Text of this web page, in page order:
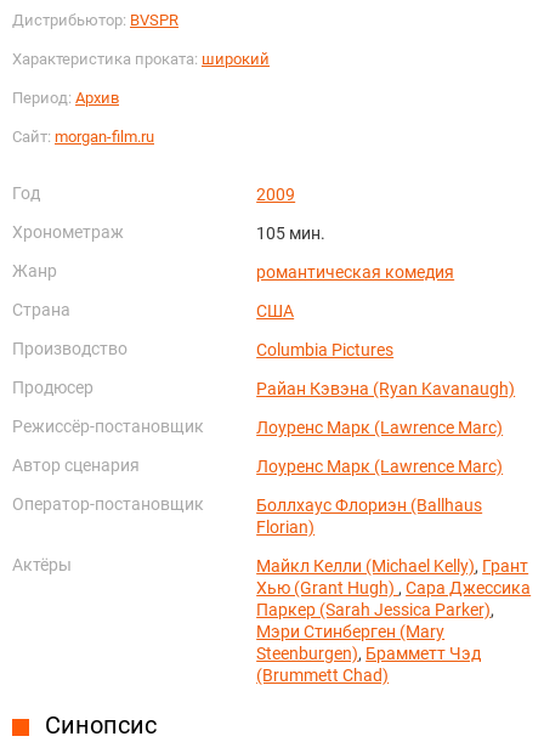
Дистрибьютор: BVSPR
Характеристика проката: широкий
Период: Архив
Сайт: morgan-film.ru
Год
2009
Хронометраж
105 мин.
Жанр
романтическая комедия
Страна
США
Производство
Columbia Pictures
Продюсер
Райан Кэвэна (Ryan Kavanaugh)
Режиссёр-постановщик
Лоуренс Марк (Lawrence Marc)
Автор сценария
Лоуренс Марк (Lawrence Marc)
Оператор-постановщик
Боллхаус Флориэн (Ballhaus
Florian)
Актёры
Майкл Келли (Michael Kelly), Грант
Хью (Grant Hugh) ,Сара Джессика
Паркер (Sarah Jessica Parker),
Мэри Стинберген (Mary
Steenburgen), Брамметт Чэд
(Brummett Chad)
Синопсис